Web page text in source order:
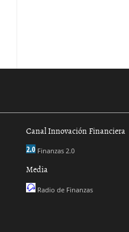
Canal Innovación Financiera
Finanzas 2.0
Media
Radio de Finanzas